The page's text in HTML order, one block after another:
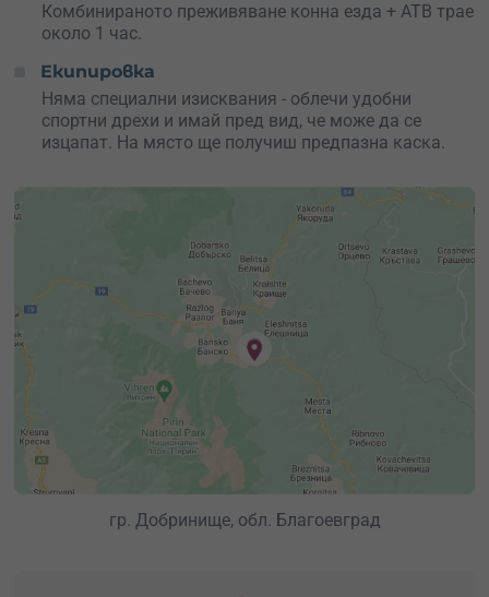
Комбинираното преживяване конна езда + АТВ трае
около 1 час.
Екипировка
Няма специални изисквания - облечи удобни
спортни дрехи и имай пред вид, че може да се
изцапат. На място ще получиш предпазна каска.
гр. Добринище, обл. Благоевград